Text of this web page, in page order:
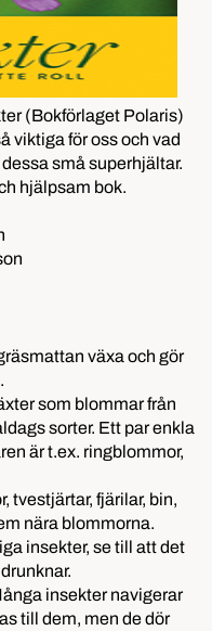
(Bokförlaget Polaris)
viktiga för oss och vad
små superhjältar.
hjälpsam bok.
växa och gör
som blommar från
sorter. Ett par enkla
är t.ex. ringblommor,
tvestjärtar, fjärilar, bin,
nära blommorna.
insekter, se till att det
insekter navigerar
till dem, men de dör